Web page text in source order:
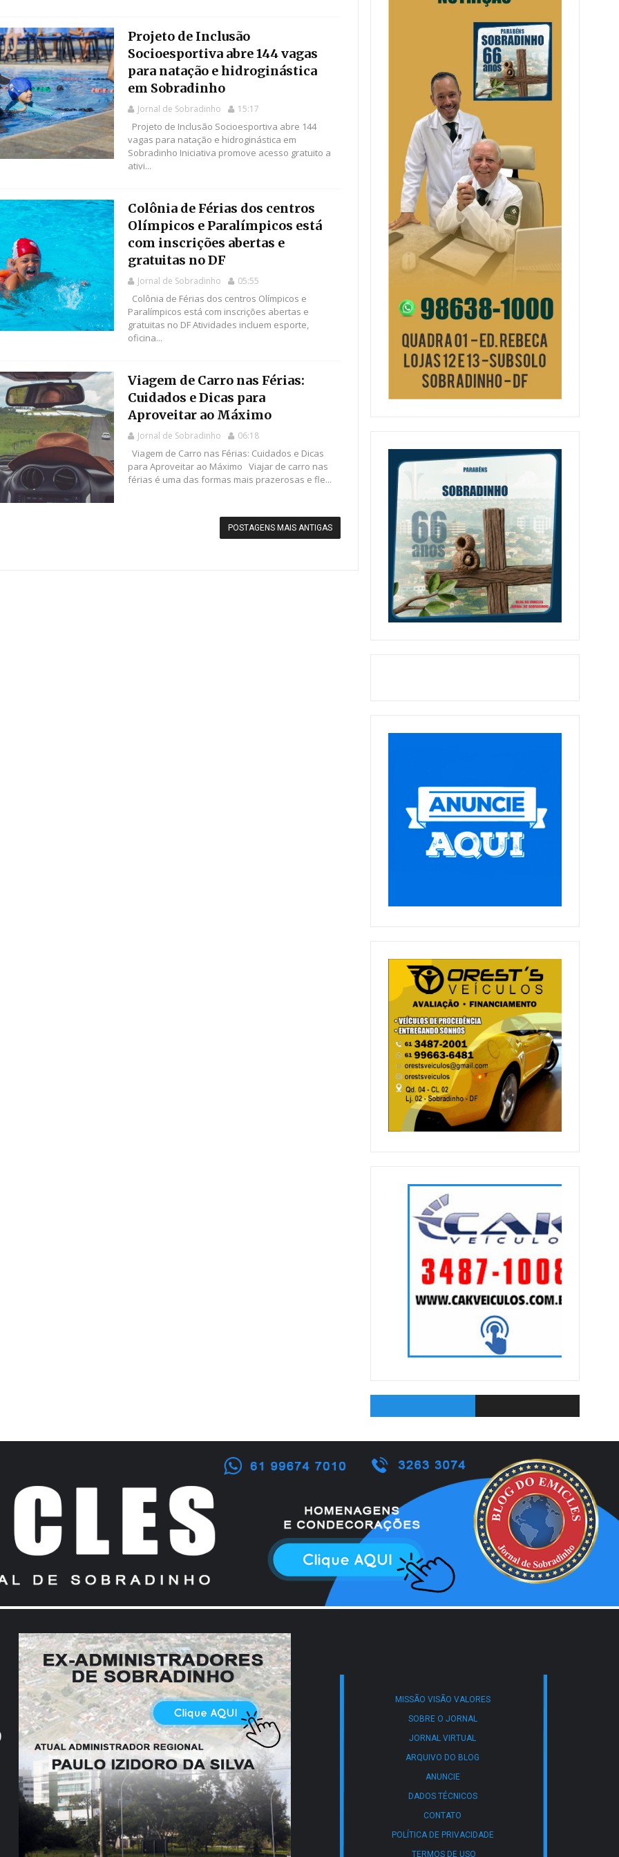
Projeto de Inclusão
Socioesportiva abre 144 vagas
para natação e hidroginástica
em Sobradinho
Jornal de Sobradinho 15:17
Projeto de Inclusão Socioesportiva abre 144
vagas para natação e hidroginástica em
Sobradinho Iniciativa promove acesso gratuito a
ativi...
Colônia de Férias dos centros
Olímpicos e Paralímpicos está
com inscrições abertas e
gratuitas no DF
Jornal de Sobradinho 05:55
Colônia de Férias dos centros Olímpicos e
Paralímpicos está com inscrições abertas e
gratuitas no DF Atividades incluem esporte,
oficina...
Viagem de Carro nas Férias:
Cuidados e Dicas para
Aproveitar ao Máximo
Jornal de Sobradinho 06:18
Viagem de Carro nas Férias: Cuidados e Dicas
para Aproveitar ao Máximo Viajar de carro nas
férias é uma das formas mais prazerosas e fle...
POSTAGENS MAIS ANTIGAS
MISSÃO VISÃO VALORES
SOBRE O JORNAL
JORNAL VIRTUAL
ARQUIVO DO BLOG
ANUNCIE
DADOS TÉCNICOS
CONTATO
POLÍTICA DE PRIVACIDADE
TERMOS DE USO